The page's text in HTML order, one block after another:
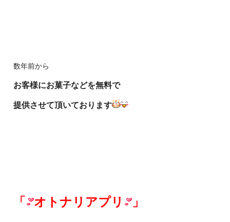
数年前から
お客様にお菓子などを無料で
提供させて頂いております
「 オトナリアプリ 」